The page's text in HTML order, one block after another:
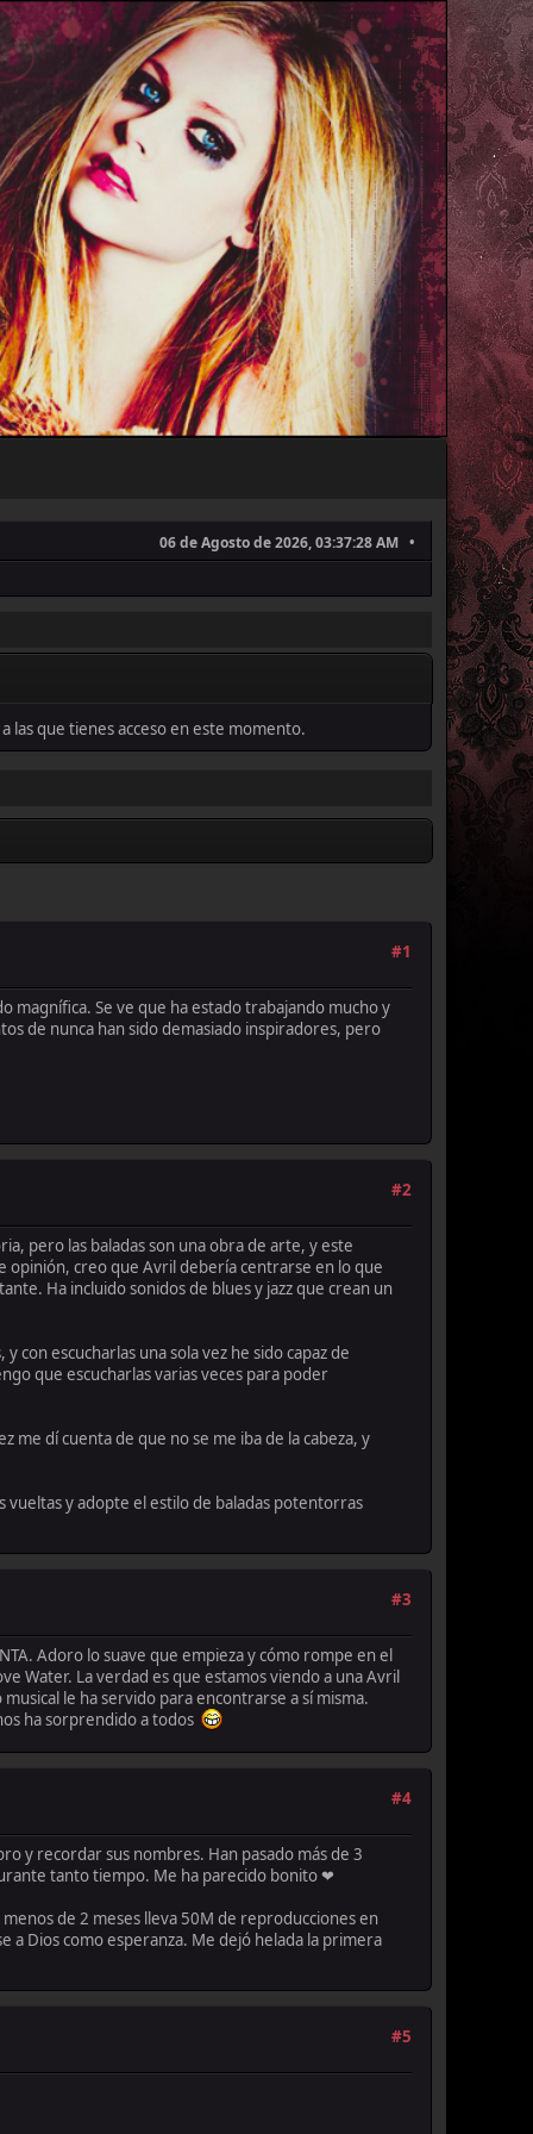
06 de Agosto de 2026, 03:37:28 AM
las que tienes acceso en este momento.
#1
magnífica. Se ve que ha estado trabajando mucho y
de nunca han sido demasiado inspiradores, pero
#2
pero las baladas son una obra de arte, y este
opinión, creo que Avril debería centrarse en lo que
Ha incluido sonidos de blues y jazz que crean un
con escucharlas una sola vez he sido capaz de
que escucharlas varias veces para poder
me dí cuenta de que no se me iba de la cabeza, y
vueltas y adopte el estilo de baladas potentorras
#3
Adoro lo suave que empieza y cómo rompe en el
Water. La verdad es que estamos viendo a una Avril
le ha servido para encontrarse a sí misma.
ha sorprendido a todos
#4
y recordar sus nombres. Han pasado más de 3
tanto tiempo. Me ha parecido bonito ❤
de 2 meses lleva 50M de reproducciones en
a Dios como esperanza. Me dejó helada la primera
#5